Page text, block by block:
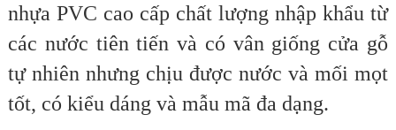
nhựa PVC cao cấp chất lượng nhập khẩu từ
các nước tiên tiến và có vân giống cửa gỗ
tự nhiên nhưng chịu được nước và mối mọt
tốt, có kiểu dáng và mẫu mã đa dạng.